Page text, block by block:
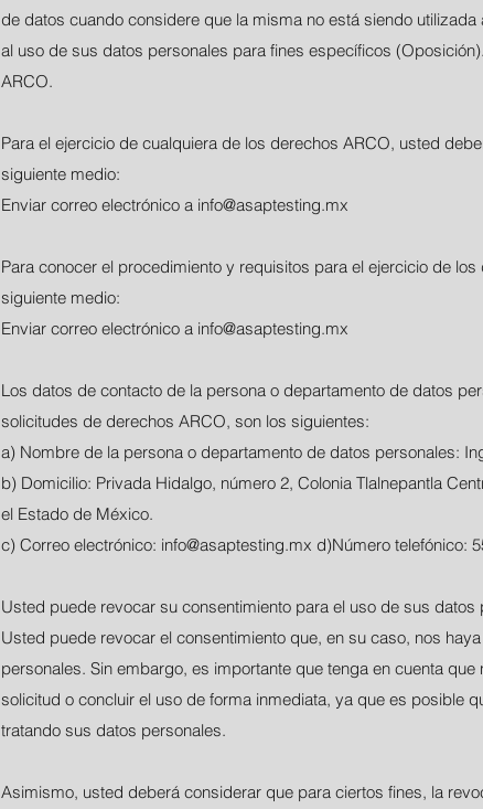
de datos cuando considere que la misma no está siendo
al uso de sus datos personales para fines específicos
ARCO.
Para el ejercicio de cualquiera de los derechos ARCO, usted
siguiente medio:
Enviar correo electrónico a info@asaptesting.mx
Para conocer el procedimiento y requisitos para el ejercicio de
siguiente medio:
Enviar correo electrónico a info@asaptesting.mx
Los datos de contacto de la persona o departamento de datos
solicitudes de derechos ARCO, son los siguientes:
a) Nombre de la persona o departamento de datos personales:
b) Domicilio: Privada Hidalgo, número 2, Colonia Tlalnepantla
el Estado de México.
c) Correo electrónico: info@asaptesting.mx d)Número telefónico:
Usted puede revocar su consentimiento para el uso de sus datos
Usted puede revocar el consentimiento que, en su caso, nos
personales. Sin embargo, es importante que tenga en cuenta
solicitud o concluir el uso de forma inmediata, ya que es posible
tratando sus datos personales.
Asimismo, usted deberá considerar que para ciertos fines, la